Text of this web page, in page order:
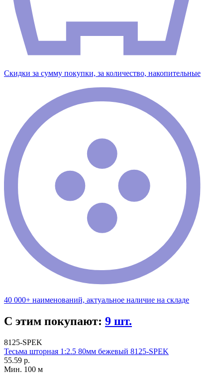
Скидки за сумму покупки, за количество, накопительные
40 000+ наименований, актуальное наличие на складе
С этим покупают: 9 шт.
8125-SPEK
Тесьма шторная 1:2.5 80мм бежевый 8125-SPEK
55.59 р.
Мин. 100 м